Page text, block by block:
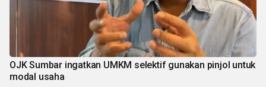
OJK Sumbar ingatkan UMKM selektif gunakan pinjol untuk
modal usaha